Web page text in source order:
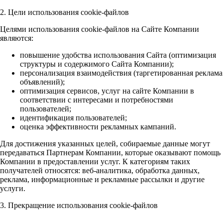
2. Цели использования cookie-файлов
Целями использования cookie-файлов на Сайте Компании
являются:
повышение удобства использования Сайта (оптимизация
структуры и содержимого Сайта Компании);
персонализация взаимодействия (таргетированная реклама
объявлений);
оптимизация сервисов, услуг на сайте Компании в
соответствии с интересами и потребностями
пользователей;
идентификация пользователей;
оценка эффективности рекламных кампаний.
Для достижения указанных целей, собираемые данные могут
передаваться Партнерам Компании, которые оказывают помощь
Компании в предоставлении услуг. К категориям таких
получателей относятся: веб-аналитика, обработка данных,
реклама, информационные и рекламные рассылки и другие
услуги.
3. Прекращение использования cookie-файлов